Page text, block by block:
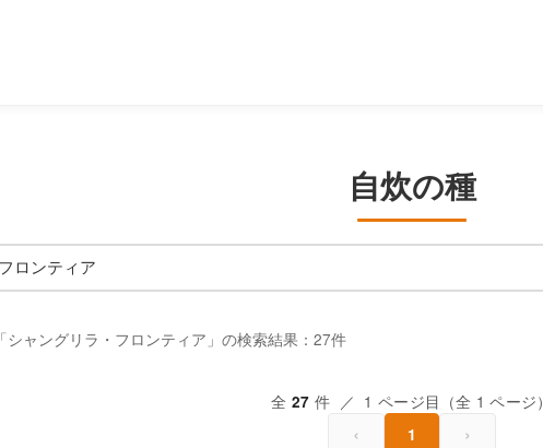
自炊の種
「シャングリラ・フロンティア」の検索結果：27件
全 27 件 ／ 1 ページ目（全 1 ページ）
‹ 1 ›